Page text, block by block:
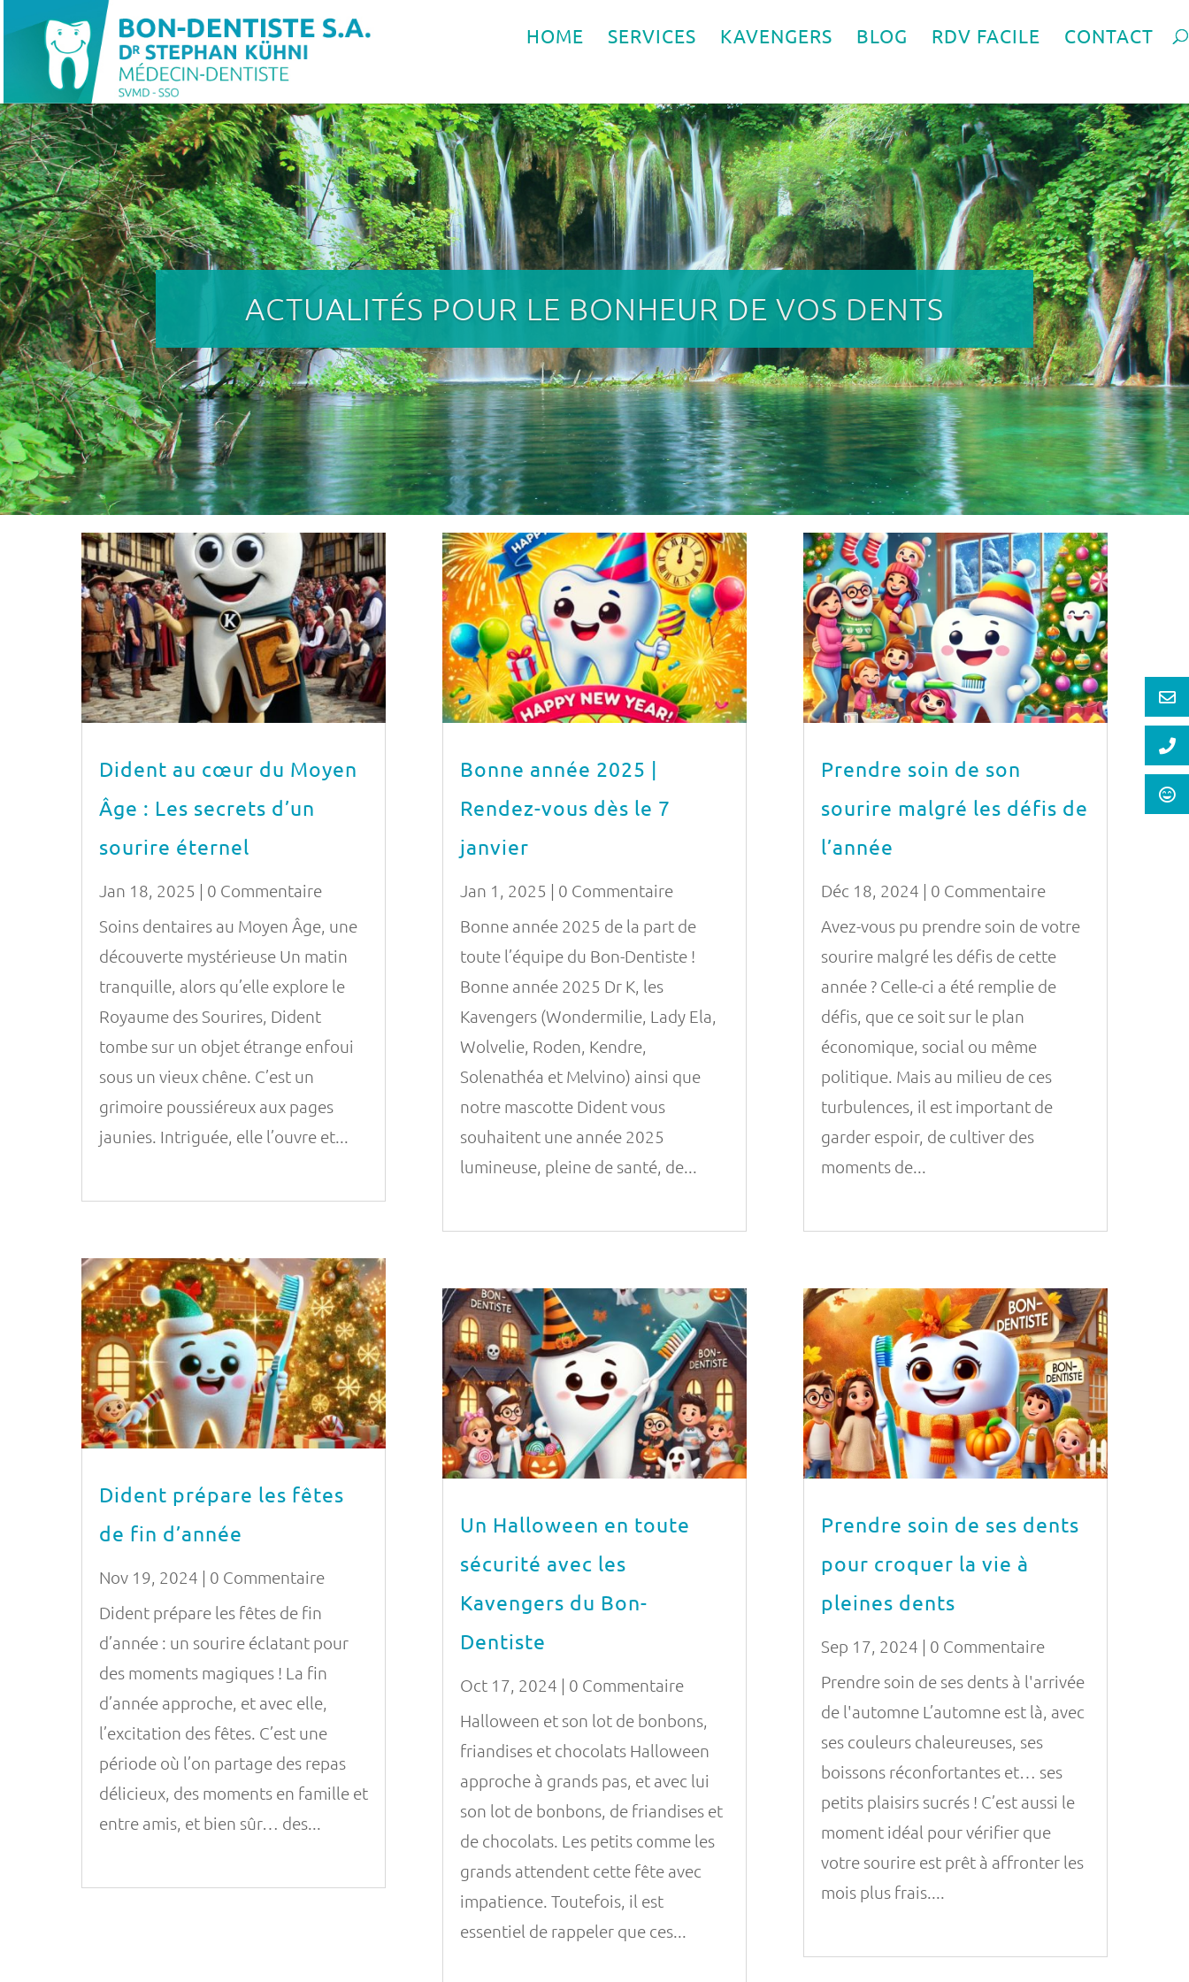
HOME SERVICES KAVENGERS BLOG RDV FACILE CONTACT
ACTUALITÉS POUR LE BONHEUR DE VOS DENTS
Dident au cœur du Moyen
Âge : Les secrets d’un
sourire éternel
Jan 18, 2025 | 0 Commentaire
Soins dentaires au Moyen Âge, une
découverte mystérieuse Un matin
tranquille, alors qu’elle explore le
Royaume des Sourires, Dident
tombe sur un objet étrange enfoui
sous un vieux chêne. C’est un
grimoire poussiéreux aux pages
jaunies. Intriguée, elle l’ouvre et...
Dident prépare les fêtes
de fin d’année
Nov 19, 2024 | 0 Commentaire
Dident prépare les fêtes de fin
d’année : un sourire éclatant pour
des moments magiques ! La fin
d’année approche, et avec elle,
l’excitation des fêtes. C’est une
période où l’on partage des repas
délicieux, des moments en famille et
entre amis, et bien sûr… des...
Bonne année 2025 |
Rendez-vous dès le 7
janvier
Jan 1, 2025 | 0 Commentaire
Bonne année 2025 de la part de
toute l’équipe du Bon-Dentiste !
Bonne année 2025 Dr K, les
Kavengers (Wondermilie, Lady Ela,
Wolvelie, Roden, Kendre,
Solenathéa et Melvino) ainsi que
notre mascotte Dident vous
souhaitent une année 2025
lumineuse, pleine de santé, de...
Un Halloween en toute
sécurité avec les
Kavengers du Bon-
Dentiste
Oct 17, 2024 | 0 Commentaire
Halloween et son lot de bonbons,
friandises et chocolats Halloween
approche à grands pas, et avec lui
son lot de bonbons, de friandises et
de chocolats. Les petits comme les
grands attendent cette fête avec
impatience. Toutefois, il est
essentiel de rappeler que ces...
Prendre soin de son
sourire malgré les défis de
l’année
Déc 18, 2024 | 0 Commentaire
Avez-vous pu prendre soin de votre
sourire malgré les défis de cette
année ? Celle-ci a été remplie de
défis, que ce soit sur le plan
économique, social ou même
politique. Mais au milieu de ces
turbulences, il est important de
garder espoir, de cultiver des
moments de...
Prendre soin de ses dents
pour croquer la vie à
pleines dents
Sep 17, 2024 | 0 Commentaire
Prendre soin de ses dents à l'arrivée
de l'automne L’automne est là, avec
ses couleurs chaleureuses, ses
boissons réconfortantes et… ses
petits plaisirs sucrés ! C’est aussi le
moment idéal pour vérifier que
votre sourire est prêt à affronter les
mois plus frais....